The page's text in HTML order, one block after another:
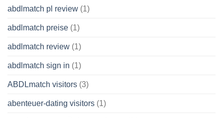
abdlmatch pl review (1)
abdlmatch preise (1)
abdlmatch review (1)
abdlmatch sign in (1)
ABDLmatch visitors (3)
abenteuer-dating visitors (1)